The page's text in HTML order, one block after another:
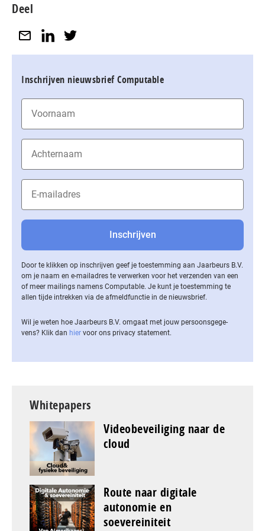
Deel
Inschrijven nieuwsbrief Computable
Door te klikken op inschrijven geef je toestemming aan Jaarbeurs B.V.
om je naam en e-mailadres te verwerken voor het verzenden van een
of meer mailings namens Computable. Je kunt je toestemming te
allen tijde intrekken via de af­meld­func­tie in de nieuwsbrief.
Wil je weten hoe Jaarbeurs B.V. omgaat met jouw per­soons­ge­ge­
vens? Klik dan hier voor ons privacy statement.
Whitepapers
Videobeveiliging naar de
cloud
Route naar digitale
autonomie en
soevereiniteit